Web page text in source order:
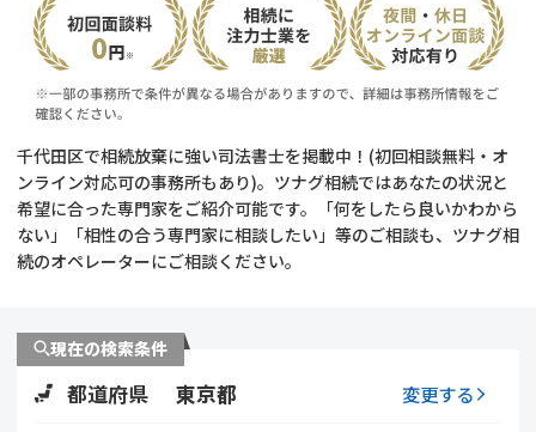
相談内容で探す
相続登記
遺留分侵害額請求
コラム
相続手続き
千代田区で相続放棄に強い司法書士を掲載中！(初回相談無料・オ
ンライン対応可の事務所もあり)。ツナグ相続ではあなたの状況と
希望に合った専門家をご紹介可能です。「何をしたら良いかわから
ない」「相性の合う専門家に相談したい」等のご相談も、ツナグ相
続のオペレーターにご相談ください。
現在の検索条件
都道府県 東京都 変更する